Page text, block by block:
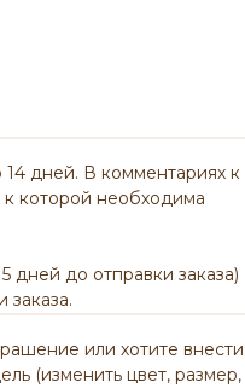
дней. В комментариях к
к которой необходима
дней до отправки заказа)
заказа.
или хотите внести
(изменить цвет, размер,